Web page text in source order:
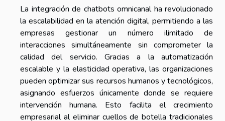
La integración de chatbots omnicanal ha revolucionado
la escalabilidad en la atención digital, permitiendo a las
empresas gestionar un número ilimitado de
interacciones simultáneamente sin comprometer la
calidad del servicio. Gracias a la automatización
escalable y la elasticidad operativa, las organizaciones
pueden optimizar sus recursos humanos y tecnológicos,
asignando esfuerzos únicamente donde se requiere
intervención humana. Esto facilita el crecimiento
empresarial al eliminar cuellos de botella tradicionales